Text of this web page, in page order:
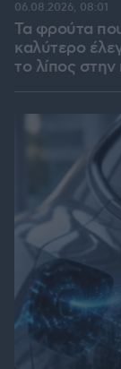
Τα φρούτα
καλύτερο
το λίπος στην
06.08.2026, 08:01